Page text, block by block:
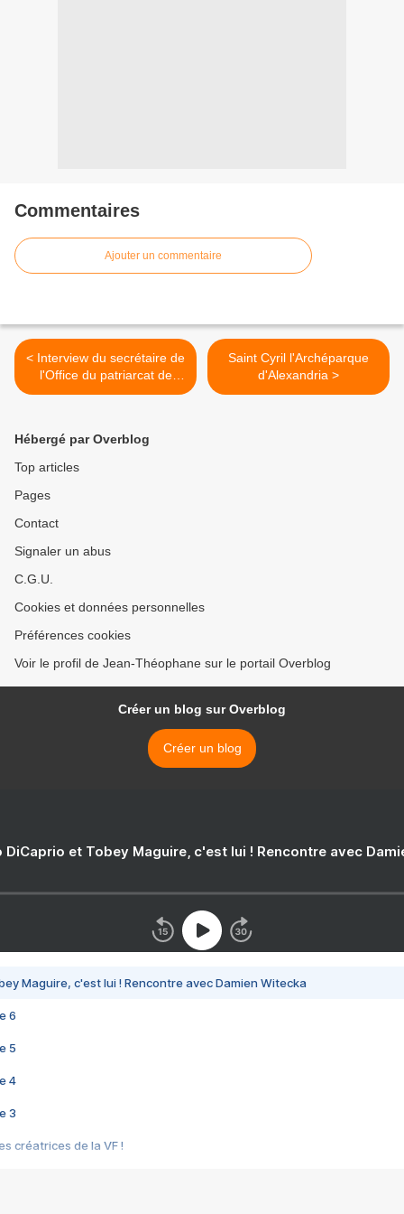
Commentaires
Ajouter un commentaire
< Interview du secrétaire de
l'Office du patriarcat de
Moscou l'abbé Sava
Saint Cyril l'Archéparque
d'Alexandria >
Hébergé par Overblog
Top articles
Pages
Contact
Signaler un abus
C.G.U.
Cookies et données personnelles
Préférences cookies
Voir le profil de Jean-Théophane sur le portail Overblog
Créer un blog sur Overblog
Créer un blog
DiCaprio et Tobey Maguire, c'est lui ! Rencontre avec
Maguire, c'est lui ! Rencontre avec Damien Witecka
6
5
4
3
créatrices de la VF !